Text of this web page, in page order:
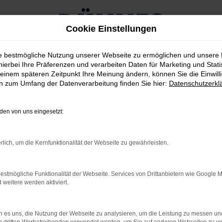
Weiden kaufen
für Weiden kaufen
QUALITÄTSFANS IN
der Vernunft betrachten, landen Sie schnell bei einem
Kritiker wie Fahrerinnen und Fahrer überzeugt. Wir
Ihnen nach Weiden oder in die Umgebung. Die Auswahl ist
Oftmals besteht sogar die Möglichkeit, die Motorisierung
Cookie Einstellungen
bestmögliche Nutzung unserer Webseite zu ermöglichen und unsere
Ihre Präferenzen und verarbeiten Daten für Marketing und
späteren Zeitpunkt Ihre Meinung ändern, können Sie die
zum Umfang der Datenverarbeitung finden Sie hier:
von uns eingesetzt:
um die Kernfunktionalität der Webseite zu gewährleisten.
Funktionalität der Webseite. Services von Drittanbietern wie Google
weitere werden aktiviert.
es uns, die Nutzung der Webseite zu analysieren, um die Leistung zu messen